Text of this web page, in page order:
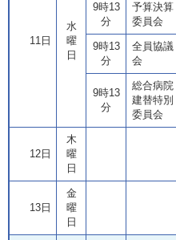
11日
水
曜
日
9時13
分
予算決算
委員会
9時13
分
全員協議
会
9時13
分
総合病院
建替特別
委員会
12日
木
曜
日
13日
金
曜
日